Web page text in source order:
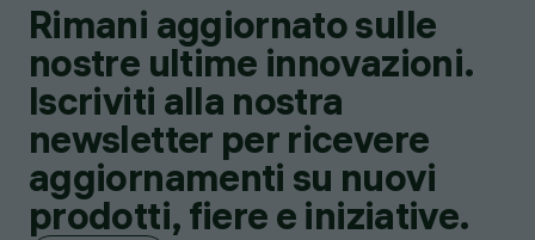
Rimani aggiornato sulle
nostre ultime innovazioni.
Iscriviti alla nostra
newsletter per ricevere
aggiornamenti su nuovi
prodotti, fiere e iniziative.